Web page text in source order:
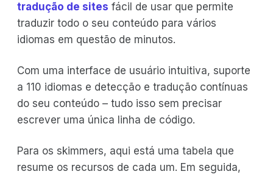
tradução de sites fácil de usar que permite
traduzir todo o seu conteúdo para vários
idiomas em questão de minutos.
Com uma interface de usuário intuitiva, suporte
a 110 idiomas e detecção e tradução contínuas
do seu conteúdo – tudo isso sem precisar
escrever uma única linha de código.
Para os skimmers, aqui está uma tabela que
resume os recursos de cada um. Em seguida,